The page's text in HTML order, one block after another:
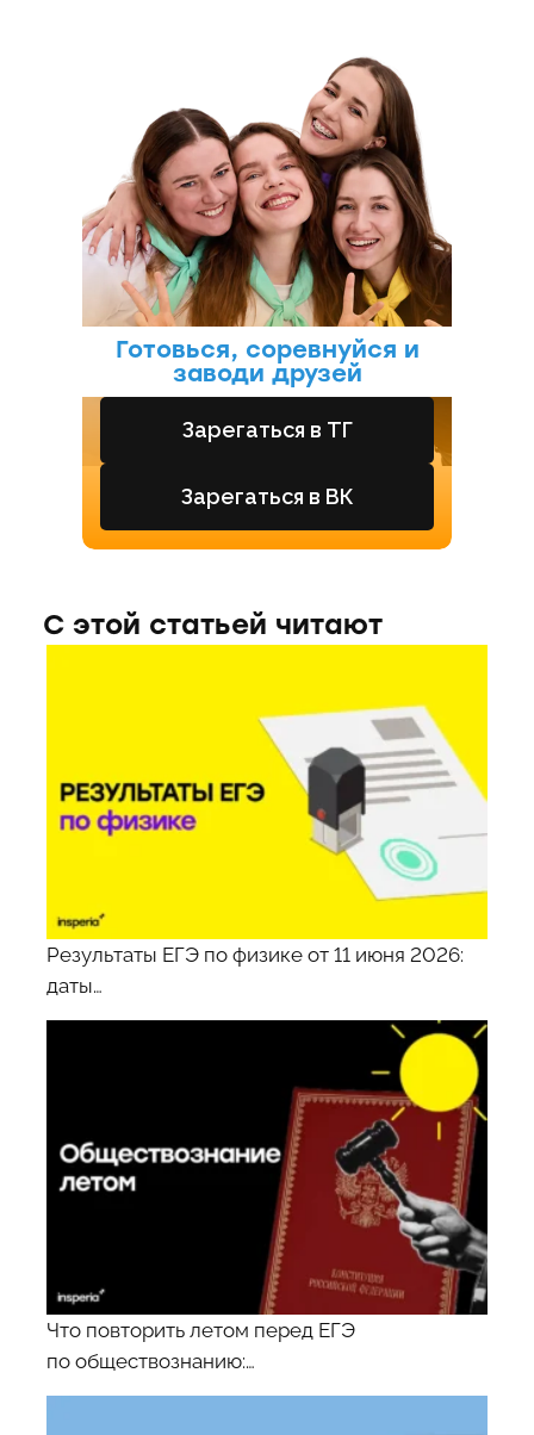
Готовься, соревнуйся и
заводи друзей
Зарегаться в ТГ
Зарегаться в ВК
С этой статьей читают
Результаты ЕГЭ по физике от 11 июня 2026:
даты…
Что повторить летом перед ЕГЭ
по обществознанию:…